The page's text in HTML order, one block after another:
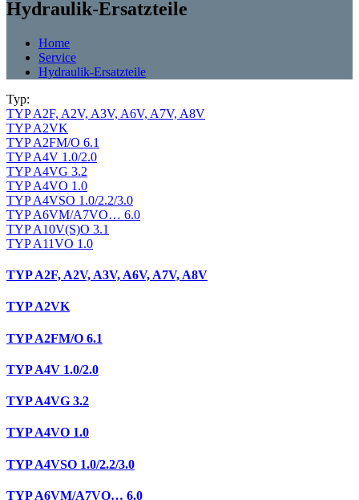
Hydraulik-Ersatzteile
Home
Service
Hydraulik-Ersatzteile
Typ:
TYP A2F, A2V, A3V, A6V, A7V, A8V
TYP A2VK
TYP A2FM/O 6.1
TYP A4V 1.0/2.0
TYP A4VG 3.2
TYP A4VO 1.0
TYP A4VSO 1.0/2.2/3.0
TYP A6VM/A7VO… 6.0
TYP A10V(S)O 3.1
TYP A11VO 1.0
TYP A2F, A2V, A3V, A6V, A7V, A8V
TYP A2VK
TYP A2FM/O 6.1
TYP A4V 1.0/2.0
TYP A4VG 3.2
TYP A4VO 1.0
TYP A4VSO 1.0/2.2/3.0
TYP A6VM/A7VO… 6.0